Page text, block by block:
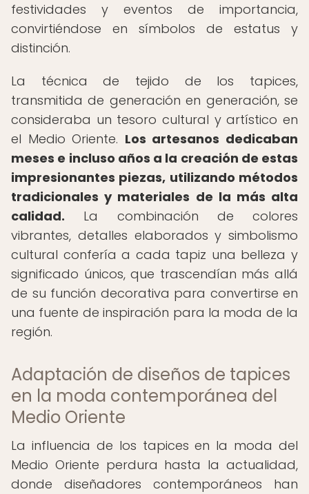
festividades y eventos de importancia,
convirtiéndose en símbolos de estatus y
distinción.
La técnica de tejido de los tapices,
transmitida de generación en generación, se
consideraba un tesoro cultural y artístico en
el Medio Oriente. Los artesanos dedicaban
meses e incluso años a la creación de estas
impresionantes piezas, utilizando métodos
tradicionales y materiales de la más alta
calidad. La combinación de colores
vibrantes, detalles elaborados y simbolismo
cultural confería a cada tapiz una belleza y
significado únicos, que trascendían más allá
de su función decorativa para convertirse en
una fuente de inspiración para la moda de la
región.
Adaptación de diseños de tapices
en la moda contemporánea del
Medio Oriente
La influencia de los tapices en la moda del
Medio Oriente perdura hasta la actualidad,
donde diseñadores contemporáneos han